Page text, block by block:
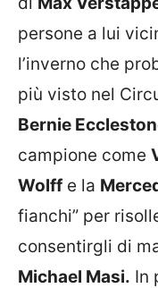
persone a lui
l’inverno che
più visto nel
Bernie
campione come
Wolff e la
fianchi” per
consentirgli di
Michael Masi. In